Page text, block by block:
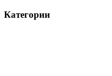
Категории